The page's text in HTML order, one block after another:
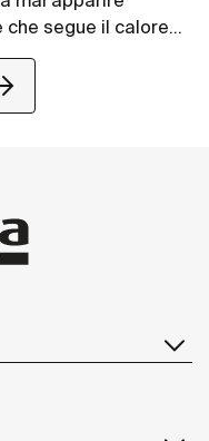
segue il calore
silenziosi.